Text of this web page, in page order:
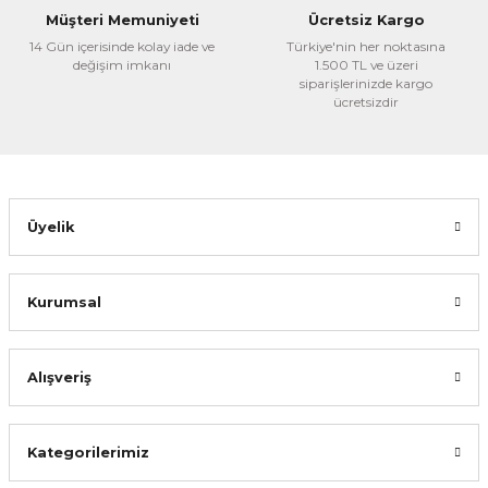
Bu ürüne benzer farklı alternatifler olmalı.
Müşteri Memuniyeti
14 Gün içerisinde kolay iade ve
değişim imkanı
Ücretsiz Kargo
Türkiye'nin her noktasına
1.500 TL ve üzeri
siparişlerinizde kargo
ücretsizdir
Üyelik
Kurumsal
Alışveriş
Kategorilerimiz